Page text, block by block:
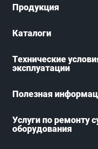
Продукция
Каталоги
Технические
эксплуатации
Полезная
Услуги по ремонту
оборудования